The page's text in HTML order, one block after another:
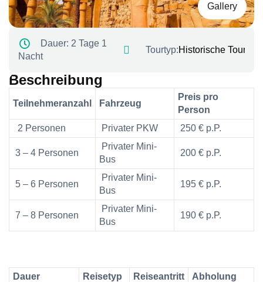
Gallery
Dauer: 2 Tage 1
Nacht
Tourtyp:Historische Touren
Beschreibung
Teilnehmeranzahl Fahrzeug
Preis pro
Person
2 Personen
Privater PKW 250 € p.P.
3 – 4 Personen
Privater Mini-
Bus
200 € p.P.
5 – 6 Personen
Privater Mini-
Bus
195 € p.P.
7 – 8 Personen
Privater Mini-
Bus
190 € p.P.
Dauer Reisetyp Reiseantritt
Abholung